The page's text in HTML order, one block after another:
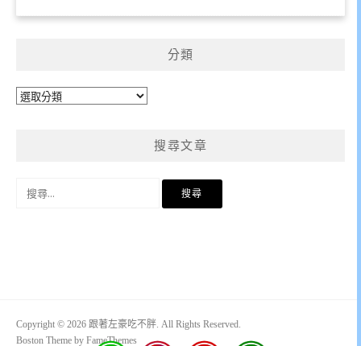
分類
分
搜尋文章
Copyright © 2026 跟著左豪吃不胖. All Rights Reserved.
Boston Theme by FameThemes